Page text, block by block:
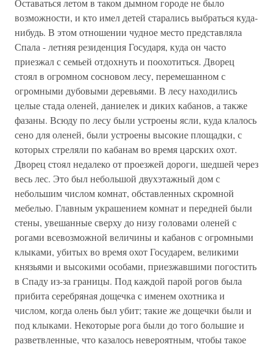
Оставаться летом в таком дымном городе не было
возможности, и кто имел детей старались выбраться куда-
нибудь. В этом отношении чудное место представляла
Спала - летняя резиденция Государя, куда он часто
приезжал с семьей отдохнуть и поохотиться. Дворец
стоял в огромном сосновом лесу, перемешанном с
огромными дубовыми деревьями. В лесу находились
целые стада оленей, даниелек и диких кабанов, а также
фазаны. Всюду по лесу были устроены ясли, куда клалось
сено для оленей, были устроены высокие площадки, с
которых стреляли по кабанам во время царских охот.
Дворец стоял недалеко от проезжей дороги, шедшей через
весь лес. Это был небольшой двухэтажный дом с
небольшим числом комнат, обставленных скромной
мебелью. Главным украшением комнат и передней были
стены, увешанные сверху до низу головами оленей с
рогами всевозможной величины и кабанов с огромными
клыками, убитых во время охот Государем, великими
князьями и высокими особами, приезжавшими погостить
в Спаду из-за границы. Под каждой парой рогов была
прибита серебряная дощечка с именем охотника и
числом, когда олень был убит; такие же дощечки были и
под клыками. Некоторые рога были до того большие и
разветвленные, что казалось невероятным, чтобы такое